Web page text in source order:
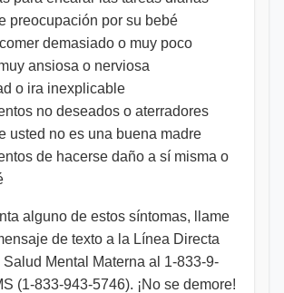
preocupación por su bebé
demasiado o muy poco
ansiosa o nerviosa
o ira inexplicable
no deseados o aterradores
usted no es una buena madre
de hacerse daño a sí misma o
alguno de estos síntomas, llame
de texto a la Línea Directa
Mental Materna al 1-833-9-
(1-833-943-5746). ¡No se demore!